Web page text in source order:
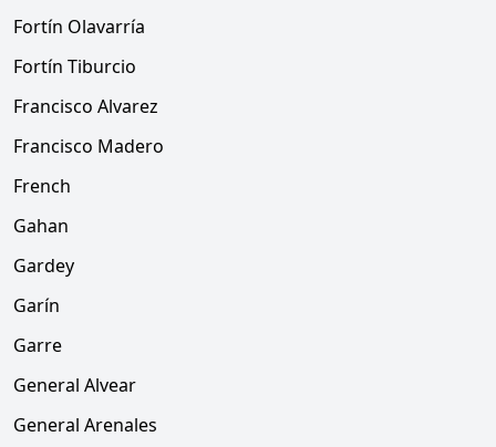
Fortín Olavarría
Fortín Tiburcio
Francisco Alvarez
Francisco Madero
French
Gahan
Gardey
Garín
Garre
General Alvear
General Arenales